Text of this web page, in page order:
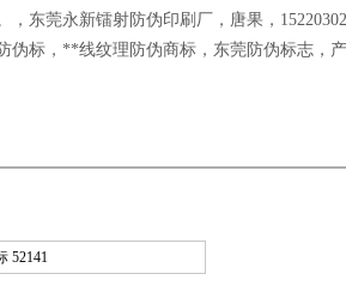
东莞永新镭射防伪印刷厂，唐果，
标，**线纹理防伪商标，东莞防伪标志，